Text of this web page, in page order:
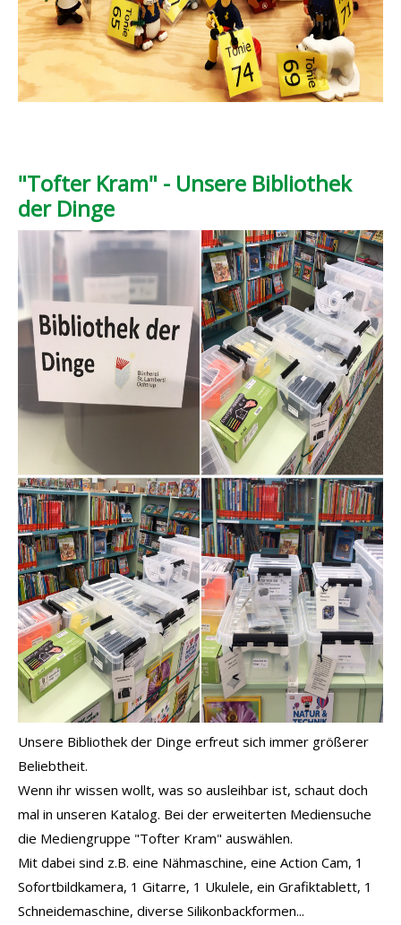
"Tofter Kram" - Unsere Bibliothek
der Dinge
Unsere Bibliothek der Dinge erfreut sich immer größerer
Beliebtheit.
Wenn ihr wissen wollt, was so ausleihbar ist, schaut doch
mal in unseren Katalog. Bei der erweiterten Mediensuche
die Mediengruppe "Tofter Kram" auswählen.
Mit dabei sind z.B. eine Nähmaschine, eine Action Cam, 1
Sofortbildkamera, 1 Gitarre, 1 Ukulele, ein Grafiktablett, 1
Schneidemaschine, diverse Silikonbackformen...